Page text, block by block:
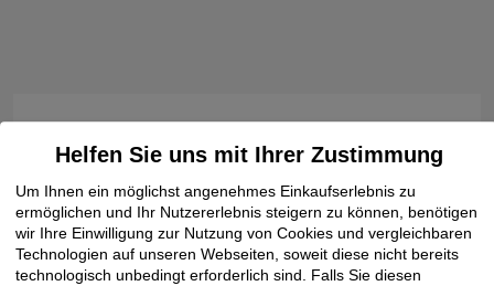
Sie sind noch nicht bei Klöpfer registriert?
Unser Online-Angebot richtet sich ausschließlich an
gewerbliche Kunden.
Um von unseren günstigen Großhandelspreisen zu
profitieren, müssen Sie sich zunächst registrieren.
Jetzt registrieren
Helfen Sie uns mit Ihrer Zustimmung
Um Ihnen ein möglichst angenehmes Einkaufserlebnis zu
ermöglichen und Ihr Nutzererlebnis steigern zu können, benötigen
wir Ihre Einwilligung zur Nutzung von Cookies und vergleichbaren
Technologien auf unseren Webseiten, soweit diese nicht bereits
technologisch unbedingt erforderlich sind. Falls Sie diesen